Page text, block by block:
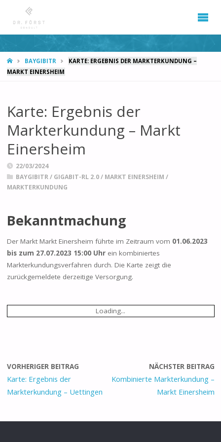
STARTBAYGIBITR
KARTE: ERGEBNIS DER MARKTERKUNDUNG –
MARKT EINERSHEIM
Karte: Ergebnis der
Markterkundung – Markt
Einersheim
22/03/2024
BAYGIBITR/ GIGABIT-RL 2.0/ MARKT EINERSHEIM /
MARKTERKUNDUNG
Bekanntmachung
Der Markt Markt Einersheim führte im Zeitraum vom 01.06.2023
bis zum 27.07.2023 15:00 Uhrein kombiniertes
Markterkundungsverfahren durch. Die Karte zeigt die
zurückgemeldete derzeitige Versorgung.
Loading...
VORHERIGER BEITRAG
Karte: Ergebnis der
Markterkundung – Uettingen
NÄCHSTER BEITRAG
Kombinierte Markterkundung –
Markt Einersheim